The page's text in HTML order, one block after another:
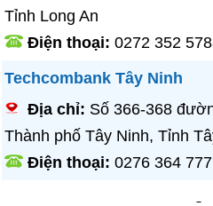
Tỉnh Long An
Điện thoại:0272 352
Techcombank Tây Ninh
Địa chỉ: Số 366-368
Thành phố Tây Ninh, Tỉnh
Điện thoại:0276 364